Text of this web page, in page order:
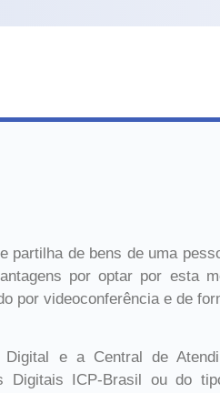
partilha de bens de uma
por optar por esta
por videoconferência e de
Digital e a Central de
Digitais ICP-Brasil ou do